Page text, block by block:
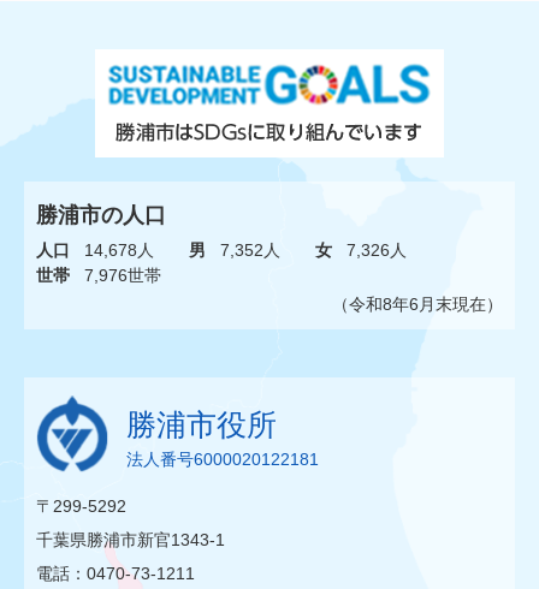
勝浦市の人口
人口 14,678人 男 7,352人 女
7,326人
世帯
7,976世帯
（令和8年6月末現在）
勝浦市役所
法人番号6000020122181
〒299-5292
千葉県勝浦市新官1343-1
電話：0470-73-1211